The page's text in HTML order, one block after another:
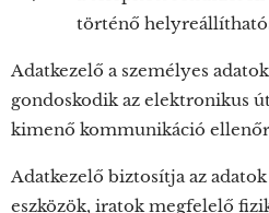
történő
Adatkezelő a személyes
gondoskodik az elektronikus
kimenő kommunikáció
Adatkezelő biztosítja az
eszközök, iratok megfelelő